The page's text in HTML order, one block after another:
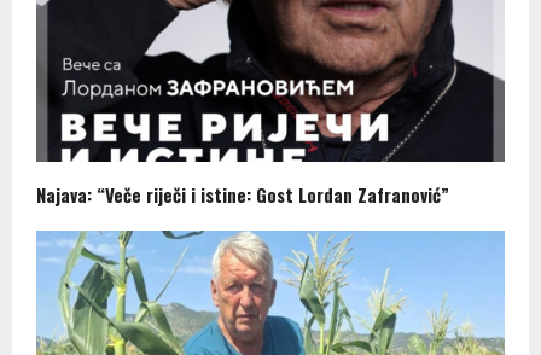
Najava: “Veče riječi i istine: Gost Lordan Zafranović”